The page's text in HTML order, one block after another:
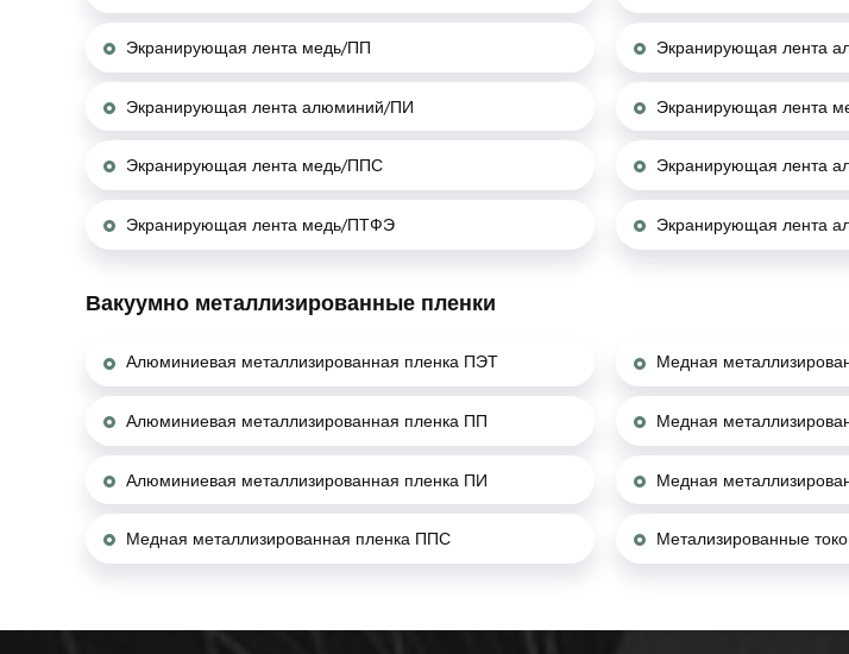
Экранирующая лента медь/ПП Экранирующая лента
Экранирующая лента алюминий/ПИ Экранирующая лента
Экранирующая лента медь/ППС Экранирующая лента
Экранирующая лента медь/ПТФЭ Экранирующая лента
Вакуумно металлизированные пленки
Алюминиевая металлизированная пленка ПЭТ Медная
Алюминиевая металлизированная пленка ПП Медная
Алюминиевая металлизированная пленка ПИ Медная
Медная металлизированная пленка ППС Метализированные